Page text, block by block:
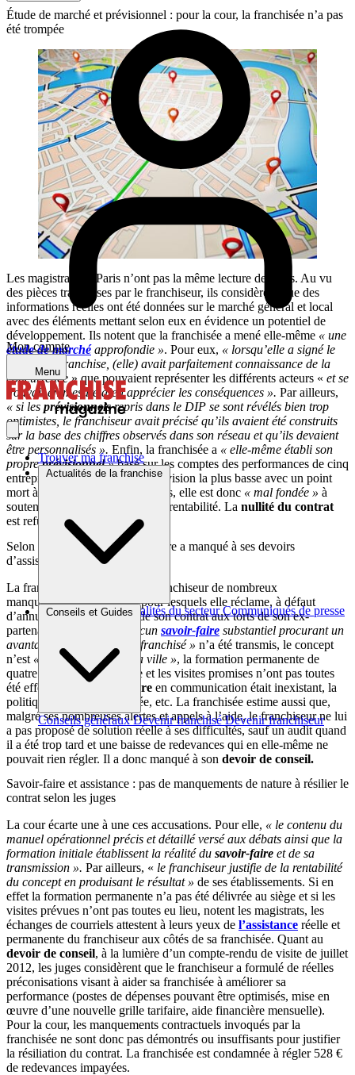
Mon compte
Menu
Trouver ma franchise
Actualités de la franchise
Brèves et actus Actualités du secteur Communiqués de presse
Conseils et Guides
Conseils généraux Devenir franchisé Devenir franchiseur
Étude de marché et prévisionnel : pour la cour, la franchisée n’a pas
été trompée
Les magistrats de Paris n’ont pas la même lecture des faits. Au vu
des pièces transmises par le franchiseur, ils considèrent que des
informations réelles ont été données sur le marché général et local
avec des éléments mettant selon eux en évidence un potentiel de
développement. Ils notent que la franchisée a mené elle-même « une
étude de marchéapprofondie ». Pour eux, « lorsqu’elle a signé le
contrat de franchise, (elle) avait parfaitement connaissance de la
concurrence» que pouvaient représenter les différents acteurs « et se
trouvait en mesure d’en apprécier les conséquences ». Par ailleurs,
« si les prévisionnelsrepris dans le DIP se sont révélés bien trop
optimistes, le franchiseur avait précisé qu’ils avaient été construits
sur la base des chiffres observés dans son réseau et qu’ils devaient
être personnalisés ». Enfin, la franchisée a « elle-même établi son
propreprévisionnel»basé sur les comptes des performances de cinq
entreprises en optant pour la prévision la plus basse avec un point
mort à 12/18 mois. Pour les juges, elle est donc « mal fondée » à
soutenir avoir été trompée sur la rentabilité. La nullité du contrat
est refusée.
Selon la franchisée, son partenaire a manqué à ses devoirs
d’assistance et de conseil
La franchisée accuse aussi le franchiseur de nombreux
manquements contractuels pour lesquels elle réclame, à défaut
d’annulation, la résiliation de son contrat aux torts de son ex-
partenaire. Selon elle,
« aucun savoir-faire substantiel procurant un
avantage concurrentiel au franchisé » n’a été transmis, le concept
n’est « pas réitérable sur la ville », la formation permanente de
quatre jours par an au siège et les visites promises n’ont pas toutes
été effectuées, le
savoir-faire en communication était inexistant, la
politique tarifaire trop élevée, etc. La franchisée estime aussi que,
malgré ses nombreuses alertes et appels à l’aide, le franchiseur ne lui
a pas proposé de solution réelle à ses difficultés, sauf un audit quand
il a été trop tard et une baisse de redevances qui en elle-même ne
pouvait rien régler. Il a donc manqué à son devoir de conseil.
Savoir-faire et assistance : pas de manquements de nature à résilier le
contrat selon les juges
La cour écarte une à une ces accusations. Pour elle, « le contenu du
manuel opérationnel précis et détaillé versé aux débats ainsi que la
formation initiale établissent la réalité du savoir-faire et de sa
transmission ». Par ailleurs, « le franchiseur justifie de la rentabilité
du concept en produisant le résultat » de ses établissements. Si en
effet la formation permanente n’a pas été délivrée au siège et si les
visites prévues n’ont pas toutes eu lieu, notent les magistrats, les
échanges de courriels attestent à leurs yeux de l’assistance réelle et
permanente du franchiseur aux côtés de sa franchisée. Quant au
devoir de conseil, à la lumière d’un compte-rendu de visite de juillet
2012, les juges considèrent que le franchiseur a formulé de réelles
préconisations visant à aider sa franchisée à améliorer sa
performance (postes de dépenses pouvant être optimisés, mise en
œuvre d’une nouvelle grille tarifaire, aide financière mensuelle).
Pour la cour, les manquements contractuels invoqués par la
franchisée ne sont donc pas démontrés ou insuffisants pour justifier
la résiliation du contrat. La franchisée est condamnée à régler 528 €
de redevances impayées.